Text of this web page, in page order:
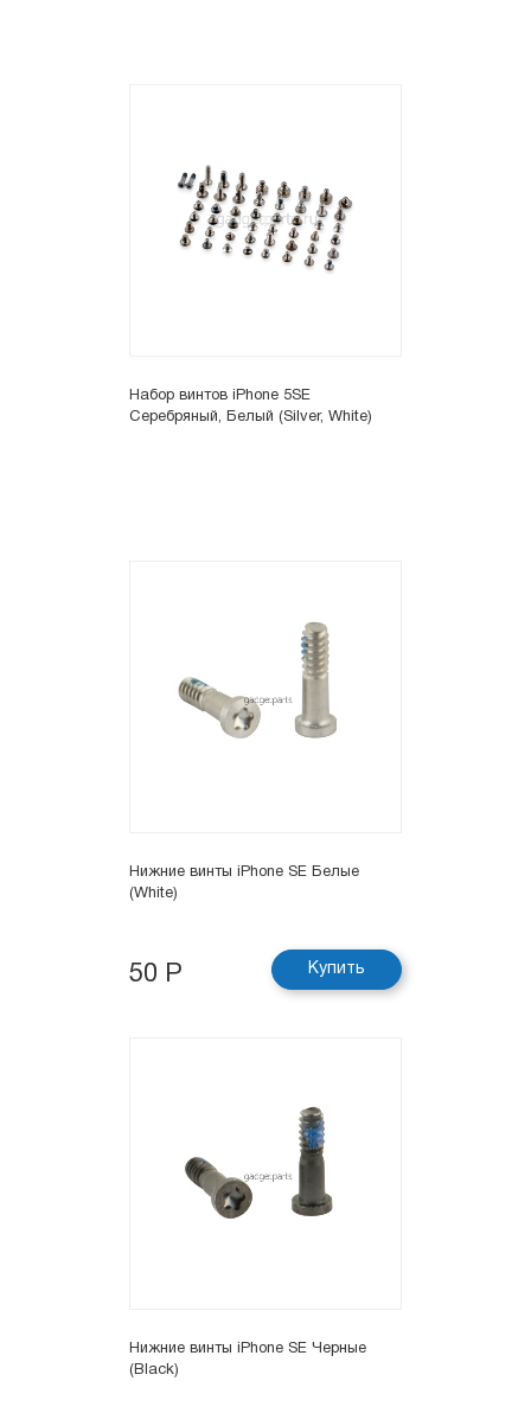
Набор винтов iPhone 5SE
Серебряный, Белый (Silver, White)
Нижние винты iPhone SE Белые
(White)
50 Р Купить
Нижние винты iPhone SE Черные
(Black)